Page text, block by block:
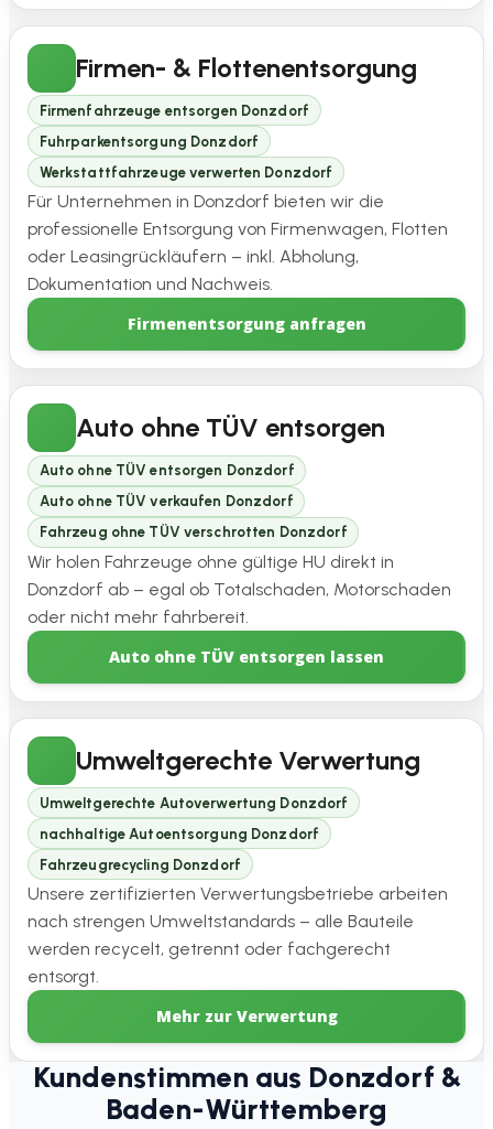
Firmen- & Flottenentsorgung
Firmenfahrzeuge entsorgen Donzdorf
Fuhrparkentsorgung Donzdorf
Werkstattfahrzeuge verwerten Donzdorf
Für Unternehmen in Donzdorf bieten wir die
professionelle Entsorgung von Firmenwagen, Flotten
oder Leasingrückläufern – inkl. Abholung,
Dokumentation und Nachweis.
Firmenentsorgung anfragen
Auto ohne TÜV entsorgen
Auto ohne TÜV entsorgen Donzdorf
Auto ohne TÜV verkaufen Donzdorf
Fahrzeug ohne TÜV verschrotten Donzdorf
Wir holen Fahrzeuge ohne gültige HU direkt in
Donzdorf ab – egal ob Totalschaden, Motorschaden
oder nicht mehr fahrbereit.
Auto ohne TÜV entsorgen lassen
Umweltgerechte Verwertung
Umweltgerechte Autoverwertung Donzdorf
nachhaltige Autoentsorgung Donzdorf
Fahrzeugrecycling Donzdorf
Unsere zertifizierten Verwertungsbetriebe arbeiten
nach strengen Umweltstandards – alle Bauteile
werden recycelt, getrennt oder fachgerecht
entsorgt.
Mehr zur Verwertung
Kundenstimmen aus Donzdorf &
Baden-Württemberg